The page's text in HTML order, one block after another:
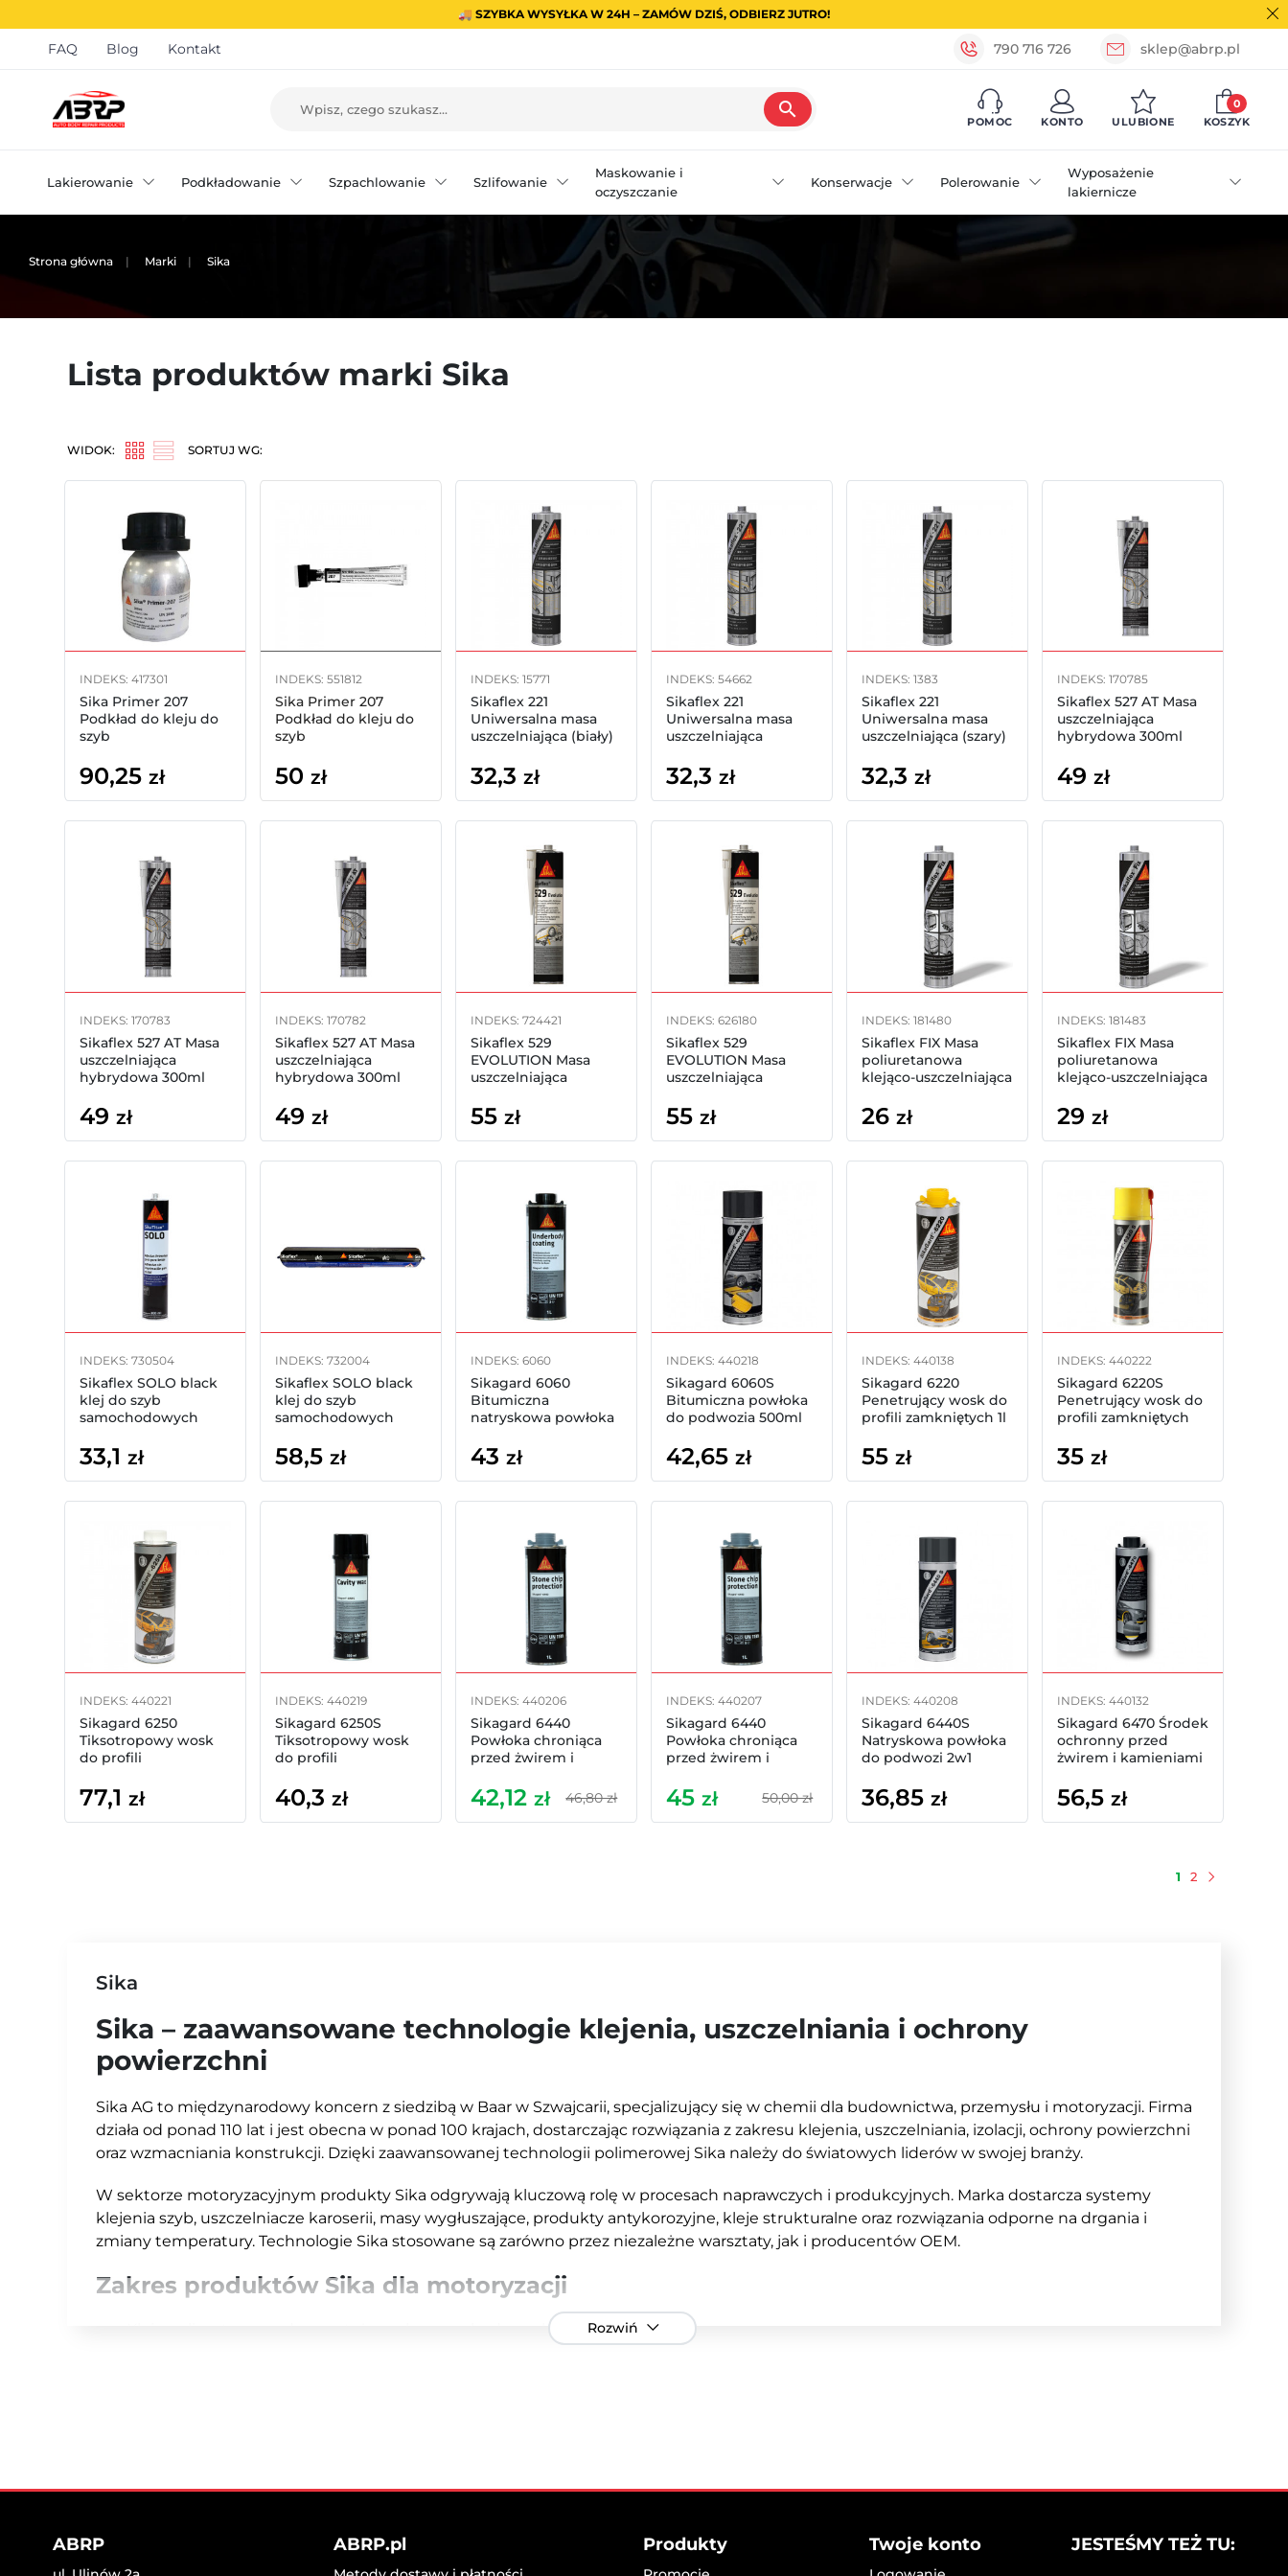
🚚 SZYBKA WYSYŁKA W 24H – ZAMÓW DZIŚ, ODBIERZ JUTRO!
FAQ Blog Kontakt 790 716 726 sklep@abrp.pl
search
POMOC KONTO ULUBIONE KOSZYK
0
Lakierowanie Podkładowanie Szpachlowanie Szlifowanie
Maskowanie i
oczyszczanie
Konserwacje Polerowanie
Wyposażenie
lakiernicze
Strona główna Marki Sika
Lista produktów marki Sika
WIDOK: SORTUJ WG:
INDEKS: 417301
Sika Primer 207
Podkład do kleju do
szyb
100ml
90,25 zł
INDEKS: 551812
Sika Primer 207
Podkład do kleju do
szyb
10ml
50 zł
INDEKS: 15771
Sikaflex 221
Uniwersalna masa
uszczelniająca (biały)
32,3 zł
INDEKS: 54662
Sikaflex 221
Uniwersalna masa
uszczelniająca
32,3 zł
INDEKS: 1383
Sikaflex 221
Uniwersalna masa
uszczelniająca (szary)
32,3 zł
INDEKS: 170785
Sikaflex 527 AT Masa
uszczelniająca
hybrydowa 300ml
49 zł
INDEKS: 170783
Sikaflex 527 AT Masa
uszczelniająca
hybrydowa 300ml
49 zł
INDEKS: 170782
Sikaflex 527 AT Masa
uszczelniająca
hybrydowa 300ml
49 zł
INDEKS: 724421
Sikaflex 529
EVOLUTION Masa
uszczelniająca
czarny
55 zł
INDEKS: 626180
Sikaflex 529
EVOLUTION Masa
uszczelniająca
ochra
55 zł
INDEKS: 181480
Sikaflex FIX Masa
poliuretanowa
klejąco-uszczelniająca
26 zł
INDEKS: 181483
Sikaflex FIX Masa
poliuretanowa
klejąco-uszczelniająca
29 zł
INDEKS: 730504
Sikaflex SOLO black
klej do szyb
samochodowych
33,1 zł
INDEKS: 732004
Sikaflex SOLO black
klej do szyb
samochodowych
58,5 zł
INDEKS: 6060
Sikagard 6060
Bitumiczna
natryskowa powłoka
43 zł
INDEKS: 440218
Sikagard 6060S
Bitumiczna powłoka
do podwozia 500ml
42,65 zł
INDEKS: 440138
Sikagard 6220
Penetrujący wosk do
profili zamkniętych 1l
55 zł
INDEKS: 440222
Sikagard 6220S
Penetrujący wosk do
profili zamkniętych
35 zł
INDEKS: 440221
Sikagard 6250
Tiksotropowy wosk
do profili
77,1 zł
INDEKS: 440219
Sikagard 6250S
Tiksotropowy wosk
do profili
spray
40,3 zł
INDEKS: 440206
Sikagard 6440
Powłoka chroniąca
przed żwirem i
1l
42,12 zł 46,80 zł
INDEKS: 440207
Sikagard 6440
Powłoka chroniąca
przed żwirem i
45 zł 50,00 zł
INDEKS: 440208
Sikagard 6440S
Natryskowa powłoka
do podwozi 2w1
36,85 zł
INDEKS: 440132
Sikagard 6470 Środek
ochronny przed
żwirem i kamieniami
56,5 zł
1 2
Następny
Sika
Sika – zaawansowane technologie klejenia, uszczelniania i ochrony
powierzchni
Sika AG to międzynarodowy koncern z siedzibą w Baar w Szwajcarii, specjalizujący się w chemii dla budownictwa, przemysłu i motoryzacji. Firma
działa od ponad 110 lat i jest obecna w ponad 100 krajach, dostarczając rozwiązania z zakresu klejenia, uszczelniania, izolacji, ochrony powierzchni
oraz wzmacniania konstrukcji. Dzięki zaawansowanej technologii polimerowej Sika należy do światowych liderów w swojej branży.
W sektorze motoryzacyjnym produkty Sika odgrywają kluczową rolę w procesach naprawczych i produkcyjnych. Marka dostarcza systemy
klejenia szyb, uszczelniacze karoserii, masy wygłuszające, produkty antykorozyjne, kleje strukturalne oraz rozwiązania odporne na drgania i
zmiany temperatury. Technologie Sika stosowane są zarówno przez niezależne warsztaty, jak i producentów OEM.
Zakres produktów Sika dla motoryzacji
Kleje poliuretanowe do montażu szyb samochodowych
Dzięki obecności oddziału Sika Poland marka zapewnia wsparcie techniczne, szkolenia oraz szybką dostępność swoich produktów na rynku
krajowym. Lokalne doradztwo pomaga warsztatom i firmom motoryzacyjnym w doborze odpowiednich systemów oraz ich prawidłowej
Rozwiń
ABRP ABRP.pl Produkty Twoje konto JESTEŚMY TEŻ TU: